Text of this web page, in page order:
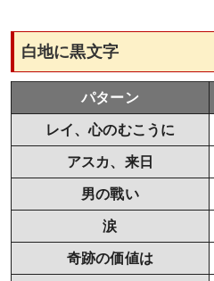
白地に黒文字
パターン
レイ、心のむこうに
アスカ、来日
男の戰い
涙
奇跡の価値は